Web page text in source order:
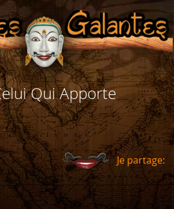
Qui Apporte
-
Je partage: